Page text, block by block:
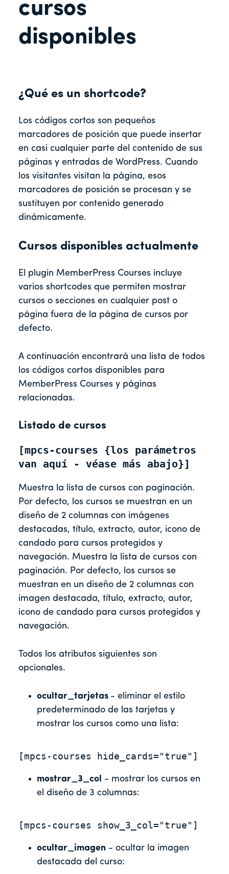
cursos
disponibles
¿Qué es un shortcode?
Los códigos cortos son pequeños
marcadores de posición que puede insertar
en casi cualquier parte del contenido de sus
páginas y entradas de WordPress. Cuando
los visitantes visitan la página, esos
marcadores de posición se procesan y se
sustituyen por contenido generado
dinámicamente.
Cursos disponibles actualmente
El plugin MemberPress Courses incluye
varios shortcodes que permiten mostrar
cursos o secciones en cualquier post o
página fuera de la página de cursos por
defecto.
A continuación encontrará una lista de todos
los códigos cortos disponibles para
MemberPress Courses y páginas
relacionadas.
Listado de cursos
[mpcs-courses {los parámetros
van aquí - véase más abajo}]
Muestra la lista de cursos con paginación.
Por defecto, los cursos se muestran en un
diseño de 2 columnas con imágenes
destacadas, título, extracto, autor, icono de
candado para cursos protegidos y
navegación. Muestra la lista de cursos con
paginación. Por defecto, los cursos se
muestran en un diseño de 2 columnas con
imagen destacada, título, extracto, autor,
icono de candado para cursos protegidos y
navegación.
Todos los atributos siguientes son
opcionales.
ocultar_tarjetas - eliminar el estilo
predeterminado de las tarjetas y
mostrar los cursos como una lista:
[mpcs-courses hide_cards="true"]
mostrar_3_col - mostrar los cursos en
el diseño de 3 columnas:
[mpcs-courses show_3_col="true"]
ocultar_imagen - ocultar la imagen
destacada del curso: